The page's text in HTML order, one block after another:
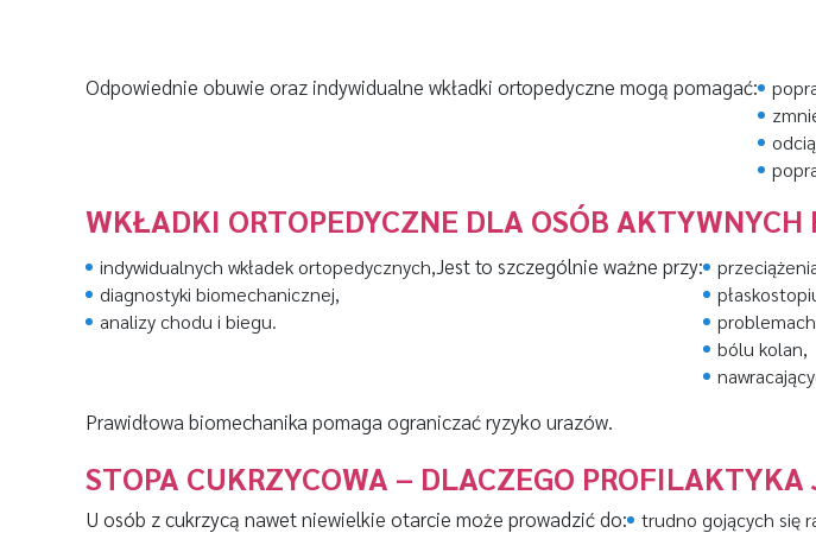
Odpowiednie obuwie oraz indywidualne wkładki ortopedyczne mogą pomagać:
WKŁADKI ORTOPEDYCZNE DLA OSÓB AKTYWNYCH
indywidualnych wkładek ortopedycznych,
diagnostyki biomechanicznej,
analizy chodu i biegu.
Jest to szczególnie ważne przy:
bólu kolan,
Prawidłowa biomechanika pomaga ograniczać ryzyko urazów.
STOPA CUKRZYCOWA – DLACZEGO
U osób z cukrzycą nawet niewielkie otarcie może prowadzić do:
trudno gojących się